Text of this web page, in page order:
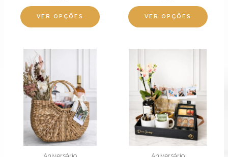
VER OPÇÕES
página
VER OPÇÕES